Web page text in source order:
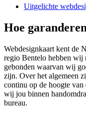
Uitgelichte
Hoe
Webdesignkaart kent de
regio Bentelo hebben wij
gebonden waarvan wij
zijn. Over het algemeen
continu op de hoogte van
wij jou binnen
bureau.